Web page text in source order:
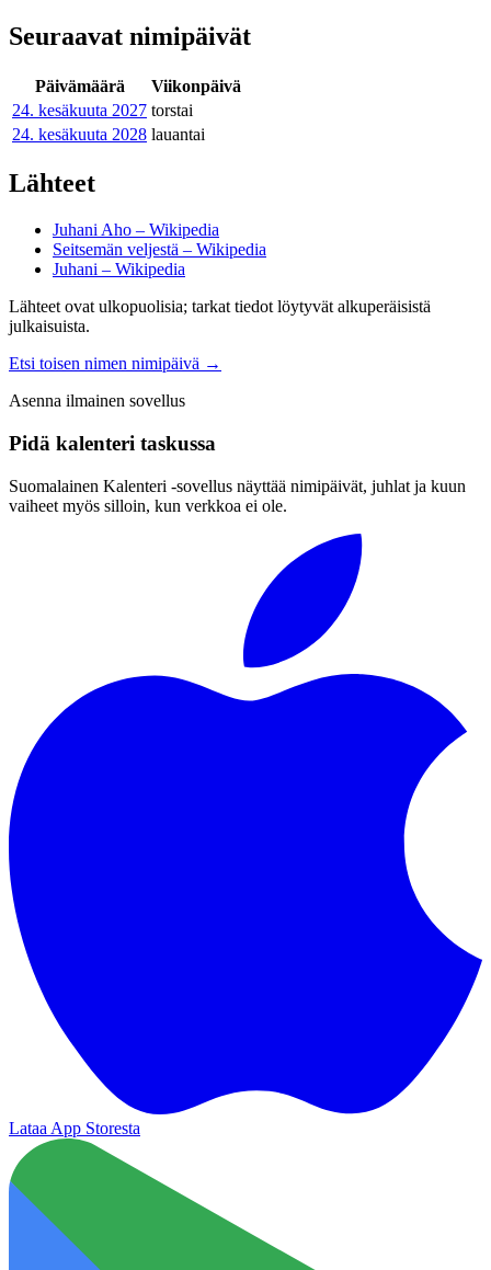
Seuraavat nimipäivät
Päivämäärä
Viikonpäivä
24. kesäkuuta 2027 torstai
24. kesäkuuta 2028 lauantai
Lähteet
Juhani Aho – Wikipedia
Seitsemän veljestä – Wikipedia
Juhani – Wikipedia
Lähteet ovat ulkopuolisia; tarkat tiedot löytyvät alkuperäisistä
julkaisuista.
Etsi toisen nimen nimipäivä →
Asenna ilmainen sovellus
Pidä kalenteri taskussa
Suomalainen Kalenteri ‑sovellus näyttää nimipäivät, juhlat ja kuun
vaiheet myös silloin, kun verkkoa ei ole.
Lataa App Storesta